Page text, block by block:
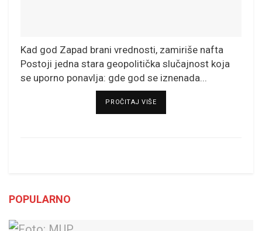
Kad god Zapad brani vrednosti, zamiriše nafta
Postoji jedna stara geopolitička slučajnost koja
se uporno ponavlja: gde god se iznenada...
PROČITAJ VIŠEDETAILS
POPULARNO